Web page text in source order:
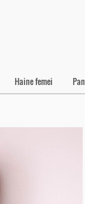
Haine femei